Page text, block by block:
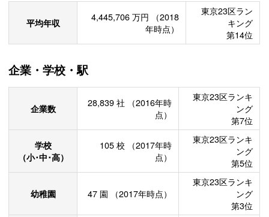
平均年収 4,445,706 万円
（2018
年時点）
東京23区ラン
キング
第14位
企業・学校・駅
企業数 28,839 社
（2016年時
点）
東京23区ランキ
ング
第7位
学校
（小･中･高）
105 校
（2017年時
点）
東京23区ランキ
ング
第5位
幼稚園 47 園 （2017年時点）
東京23区ランキ
ング
第3位